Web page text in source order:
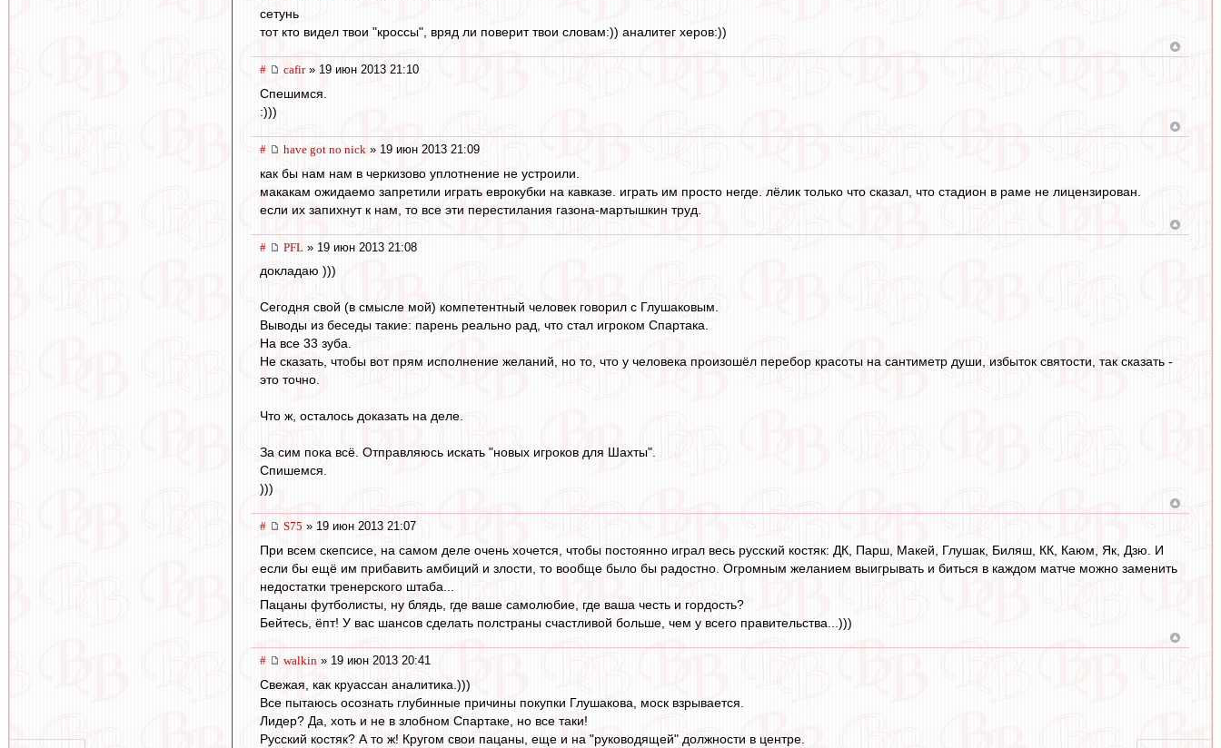
сетунь
тот кто видел твои "кроссы", вряд ли поверит твои словам:)) аналитег херов:))
# cafir» 19 июн 2013 21:10
Спешимся.
:)))
# have got no nick » 19 июн 2013 21:09
как бы нам нам в черкизово уплотнение не устроили.
макакам ожидаемо запретили играть еврокубки на кавказе. играть им просто негде. лёлик только что сказал, что стадион в раме не лицензирован.
если их запихнут к нам, то все эти перестилания газона-мартышкин труд.
# PFL » 19 июн 2013 21:08
докладаю )))
Сегодня свой (в смысле мой) компетентный человек говорил с Глушаковым.
Выводы из беседы такие: парень реально рад, что стал игроком Спартака.
На все 33 зуба.
Не сказать, чтобы вот прям исполнение желаний, но то, что у человека произошёл перебор красоты на сантиметр души, избыток святости, так сказать -
это точно.
Что ж, осталось доказать на деле.
За сим пока всё. Отправляюсь искать "новых игроков для Шахты".
Спишемся.
)))
# S75 » 19 июн 2013 21:07
При всем скепсисе, на самом деле очень хочется, чтобы постоянно играл весь русский костяк: ДК, Парш, Макей, Глушак, Биляш, КК, Каюм, Як, Дзю. И
если бы ещё им прибавить амбиций и злости, то вообще было бы радостно. Огромным желанием выигрывать и биться в каждом матче можно заменить
недостатки тренерского штаба...
Пацаны футболисты, ну блядь, где ваше самолюбие, где ваша честь и гордость?
Бейтесь, ёпт! У вас шансов сделать полстраны счастливой больше, чем у всего правительства...)))
# walkin » 19 июн 2013 20:41
Свежая, как круассан аналитика.)))
Все пытаюсь осознать глубинные причины покупки Глушакова, моск взрывается.
Лидер? Да, хоть и не в злобном Спартаке, но все таки!
Русский костяк? А то ж! Кругом свои пацаны, еще и на "руководящей" должности в центре.